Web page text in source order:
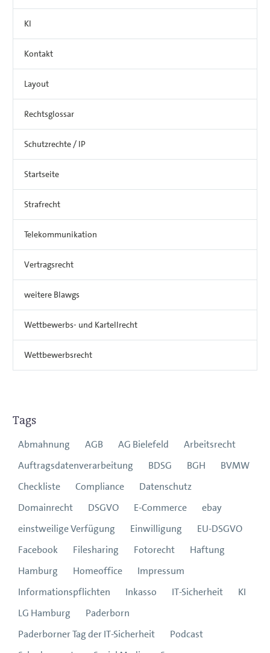
KI
Kontakt
Layout
Rechtsglossar
Schutzrechte / IP
Startseite
Strafrecht
Telekommunikation
Vertragsrecht
weitere Blawgs
Wettbewerbs- und Kartellrecht
Wettbewerbsrecht
Tags
Abmahnung AGB AG Bielefeld
Arbeitsrecht
Auftragsdatenverarbeitung
BDSG BGH
BVMW
Checkliste
Compliance
Datenschutz
Domainrecht
DSGVO E-Commerce
ebay
einstweilige Verfügung
Einwilligung
EU-DSGVO
Facebook
Filesharing Fotorecht
Haftung
Hamburg
Homeoffice
Impressum
Informationspflichten
Inkasso IT-Sicherheit
KI
LG Hamburg
Paderborn
Paderborner Tag der IT-Sicherheit
Podcast